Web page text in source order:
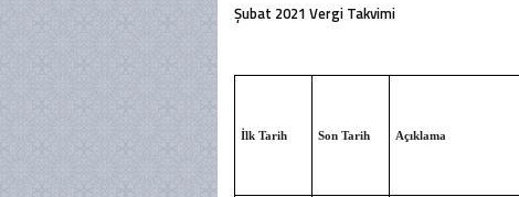
Şubat 2021 Vergi Takvimi
İlk Tarih Son Tarih Açıklama